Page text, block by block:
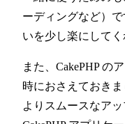
ーディングなど）
いを少し楽にしてく
また、CakePHP の
時におさえておき
よりスムースなア